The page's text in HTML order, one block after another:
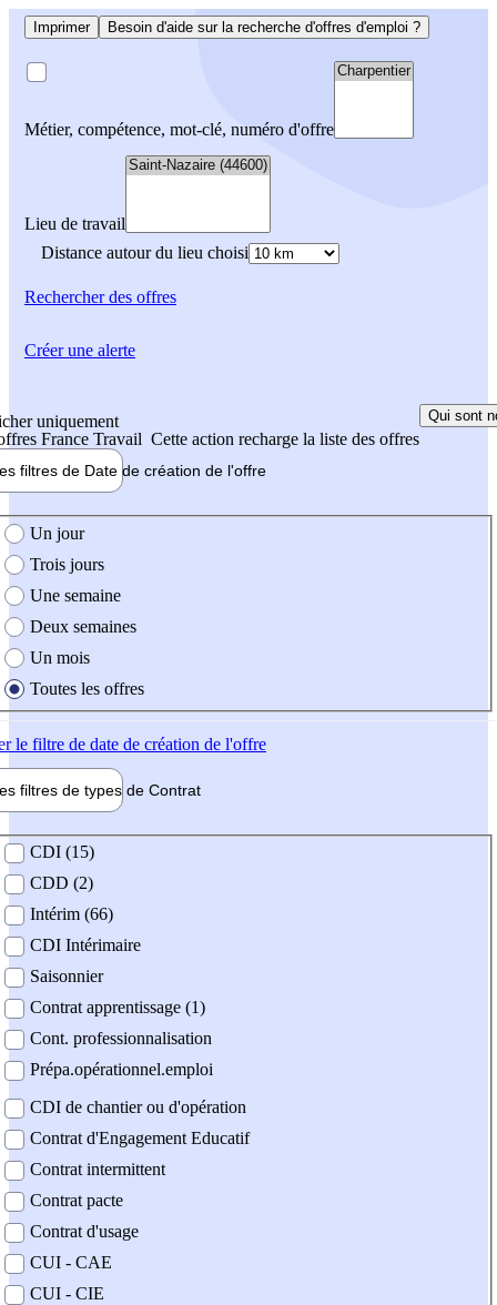
Imprimer Besoin d'aide sur la recherche d'offres d'emploi ?
Métier, compétence, mot-clé, numéro d'offre
Lieu de travail
Distance autour du lieu choisi
Rechercherdes offres
uniquement
France Travail Cette action recharge la liste des offres
Qui sont
filtres de Date de création de l'offre
création de l'offre
Un jour
Trois jours
Une semaine
Deux semaines
Un mois
Toutes les offres
le filtre de date de création de l'offre
filtres de types de Contrat
contrat
CDI (15)
CDD (2)
Intérim (66)
CDI Intérimaire
Saisonnier
Contrat apprentissage (1)
Cont. professionnalisation
Prépa.opérationnel.emploi
CDI de chantier ou d'opération
Contrat d'Engagement Educatif
Contrat intermittent
Contrat pacte
Contrat d'usage
CUI - CAE
CUI - CIE
Créer une alerte